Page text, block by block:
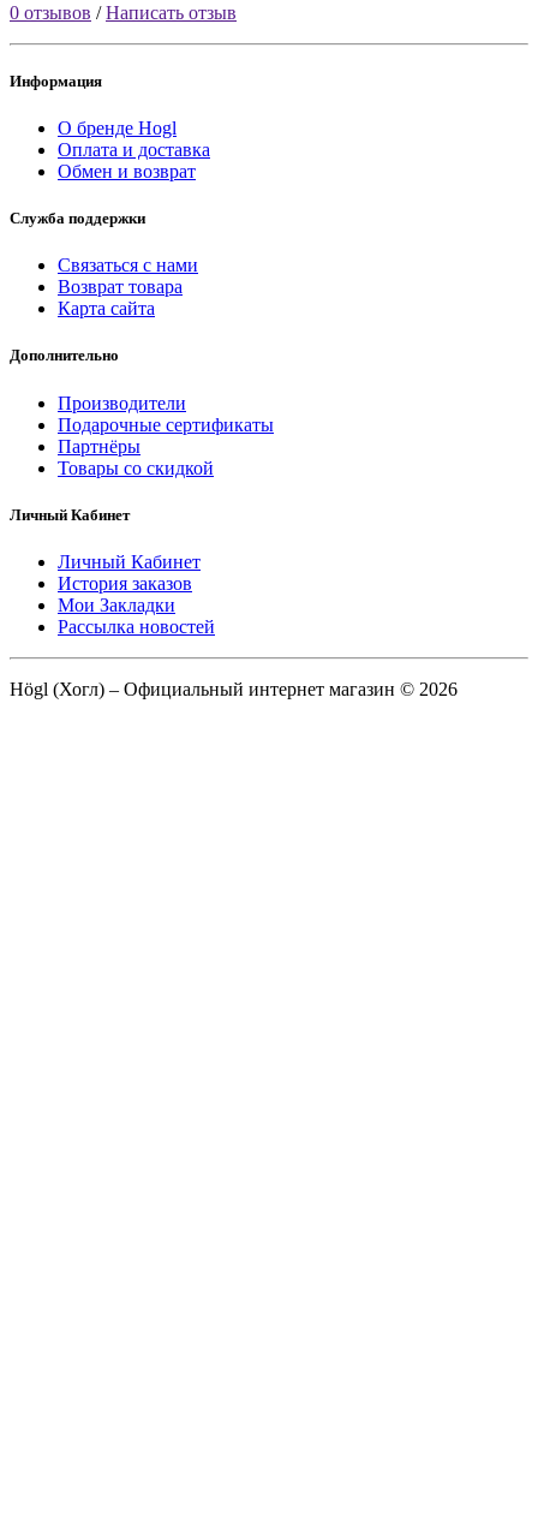
0 отзывов /Написать отзыв
Информация
О бренде Hogl
Оплата и доставка
Обмен и возврат
Служба поддержки
Связаться с нами
Возврат товара
Карта сайта
Дополнительно
Производители
Подарочные сертификаты
Партнёры
Товары со скидкой
Личный Кабинет
Личный Кабинет
История заказов
Мои Закладки
Рассылка новостей
Högl (Хогл) – Официальный интернет магазин © 2026